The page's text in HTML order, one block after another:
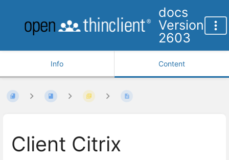
docs
Version
2603
Info Content
Client Citrix